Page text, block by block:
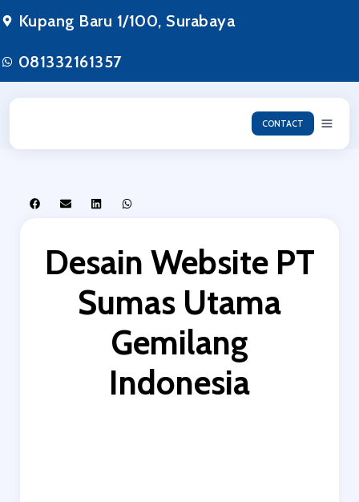
Kupang Baru 1/100, Surabaya
081332161357
CONTACT
Desain Website PT
Sumas Utama
Gemilang
Indonesia